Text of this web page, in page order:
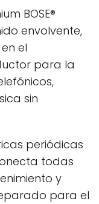
BOSE®
envolvente,
el
para la
sin
periódicas
todas
y
para el